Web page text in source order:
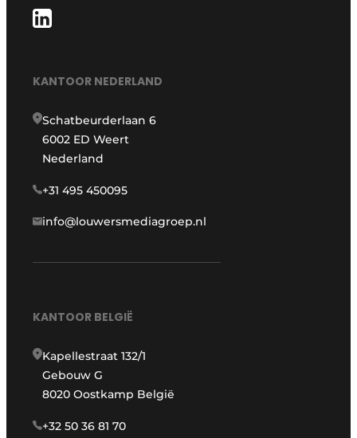
KANTOOR NEDERLAND
Schatbeurderlaan 6
6002 ED Weert
Nederland
+31 495 450095
info@louwersmediagroep.nl
KANTOOR BELGIË
Kapellestraat 132/1
Gebouw G
8020 Oostkamp België
+32 50 36 81 70